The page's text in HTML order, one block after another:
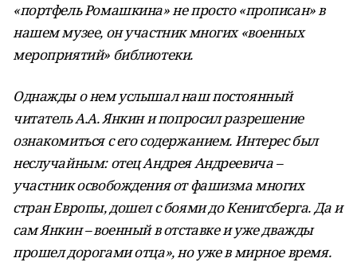
«портфель Ромашкина» не просто «прописан» в
нашем музее, он участник многих «военных
мероприятий» библиотеки.
Однажды о нем услышал наш постоянный
читатель А.А. Янкин и попросил разрешение
ознакомиться с его содержанием. Интерес был
неслучайным: отец Андрея Андреевича –
участник освобождения от фашизма многих
стран Европы,дошел с боями до Кенигсберга. Да и
сам Янкин – военный в отставке и уже дважды
прошел дорогами отца», но уже в мирное время.